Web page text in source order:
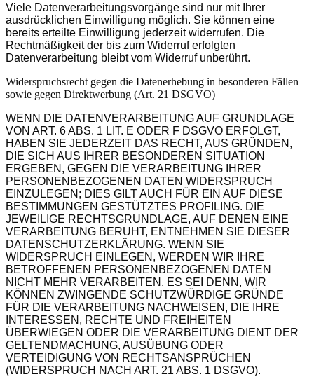
Viele Datenverarbeitungsvorgänge sind nur mit Ihrer
ausdrücklichen Einwilligung möglich. Sie können eine
bereits erteilte Einwilligung jederzeit widerrufen. Die
Rechtmäßigkeit der bis zum Widerruf erfolgten
Datenverarbeitung bleibt vom Widerruf unberührt.
Widerspruchsrecht gegen die Datenerhebung in besonderen Fällen
sowie gegen Direktwerbung (Art. 21 DSGVO)
WENN DIE DATENVERARBEITUNG AUF GRUNDLAGE
VON ART. 6 ABS. 1 LIT. E ODER F DSGVO ERFOLGT,
HABEN SIE JEDERZEIT DAS RECHT, AUS GRÜNDEN,
DIE SICH AUS IHRER BESONDEREN SITUATION
ERGEBEN, GEGEN DIE VERARBEITUNG IHRER
PERSONENBEZOGENEN DATEN WIDERSPRUCH
EINZULEGEN; DIES GILT AUCH FÜR EIN AUF DIESE
BESTIMMUNGEN GESTÜTZTES PROFILING. DIE
JEWEILIGE RECHTSGRUNDLAGE, AUF DENEN EINE
VERARBEITUNG BERUHT, ENTNEHMEN SIE DIESER
DATENSCHUTZERKLÄRUNG. WENN SIE
WIDERSPRUCH EINLEGEN, WERDEN WIR IHRE
BETROFFENEN PERSONENBEZOGENEN DATEN
NICHT MEHR VERARBEITEN, ES SEI DENN, WIR
KÖNNEN ZWINGENDE SCHUTZWÜRDIGE GRÜNDE
FÜR DIE VERARBEITUNG NACHWEISEN, DIE IHRE
INTERESSEN, RECHTE UND FREIHEITEN
ÜBERWIEGEN ODER DIE VERARBEITUNG DIENT DER
GELTENDMACHUNG, AUSÜBUNG ODER
VERTEIDIGUNG VON RECHTSANSPRÜCHEN
(WIDERSPRUCH NACH ART. 21 ABS. 1 DSGVO).